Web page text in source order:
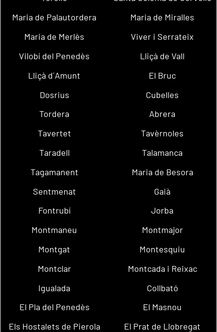
Maria de Palautordera
Maria de Miralles
Maria de Merlès
Viver i Serrateix
Vilobí del Penedès
Lliçà de Vall
Lliçà d´Amunt
El Bruc
Dosrius
Cubelles
Tordera
Abrera
Tavertet
Tavèrnoles
Taradell
Talamanca
Tagamanent
Maria de Besora
Sentmenat
Gaià
Fontrubí
Jorba
Montmaneu
Montmajor
Montgat
Montesquiu
Montclar
Montcada i Reixac
Igualada
Collbató
El Pla del Penedès
El Masnou
Els Hostalets de Pierola
El Prat de Llobregat